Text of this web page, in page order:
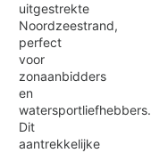
uitgestrekte
Noordzeestrand,
perfect
voor
zonaanbidders
en
watersportliefhebbers.
Dit
aantrekkelijke